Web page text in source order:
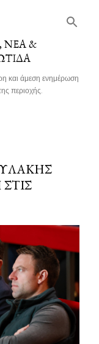
ΝΈΑ &
και άμεση ενημέρωση
περιοχής.